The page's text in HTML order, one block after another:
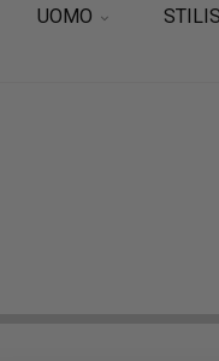
UOMO